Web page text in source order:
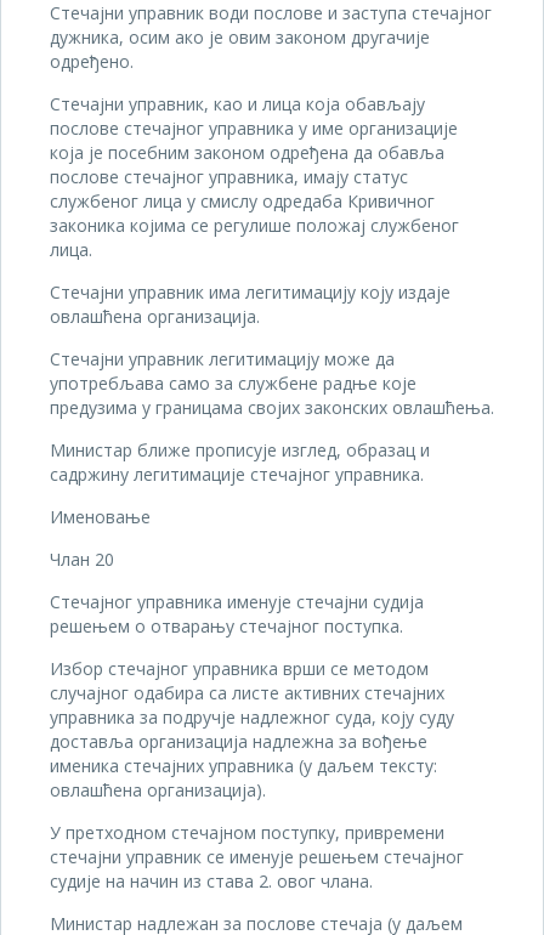
Стечајни управник води послове и заступа стечајног
дужника, осим ако је овим законом другачије
одређено.
Стечајни управник, као и лица која обављају
послове стечајног управника у име организације
која је посебним законом одређена да обавља
послове стечајног управника, имају статус
службеног лица у смислу одредаба Кривичног
законика којима се регулише положај службеног
лица.
Стечајни управник има легитимацију коју издаје
овлашћена организација.
Стечајни управник легитимацију може да
употребљава само за службене радње које
предузима у границама својих законских овлашћења.
Министар ближе прописује изглед, образац и
садржину легитимације стечајног управника.
Именовање
Члан 20
Стечајног управника именује стечајни судија
решењем о отварању стечајног поступка.
Избор стечајног управника врши се методом
случајног одабира са листе активних стечајних
управника за подручје надлежног суда, коју суду
доставља организација надлежна за вођење
именика стечајних управника (у даљем тексту:
овлашћена организација).
У претходном стечајном поступку, привремени
стечајни управник се именује решењем стечајног
судије на начин из става 2. овог члана.
Министар надлежан за послове стечаја (у даљем